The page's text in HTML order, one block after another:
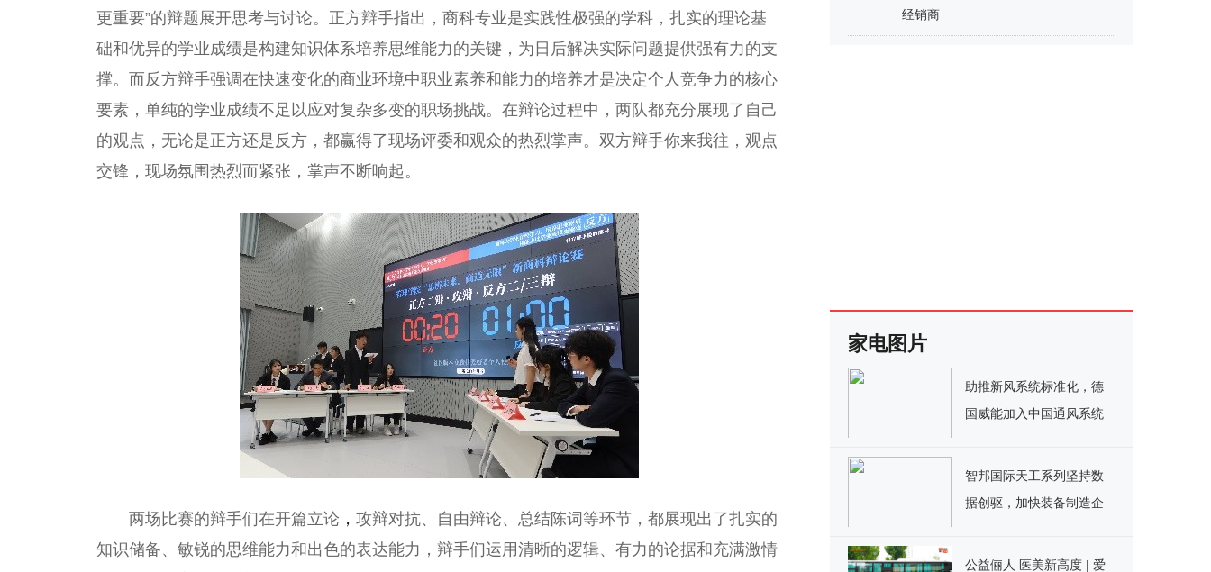
更重要”的辩题展开思考与讨论。正方辩手指出，商科专业是实践性极强的学科，扎实的理论基
础和优异的学业成绩是构建知识体系培养思维能力的关键，为日后解决实际问题提供强有力的支
撑。而反方辩手强调在快速变化的商业环境中职业素养和能力的培养才是决定个人竞争力的核心
要素，单纯的学业成绩不足以应对复杂多变的职场挑战。在辩论过程中，两队都充分展现了自己
的观点，无论是正方还是反方，都赢得了现场评委和观众的热烈掌声。双方辩手你来我往，观点
交锋，现场氛围热烈而紧张，掌声不断响起。
两场比赛的辩手们在开篇立论 ， 攻辩对抗、自由辩论、总结陈词等环节，都展现出了扎实的
知识储备、敏锐的思维能力和出色的表达能力，辩手们运用清晰的逻辑、有力的论据和充满激情
经销商
家电图片
助推新风系统标准化，德
国威能加入中国通风系统
智邦国际天工系列坚持数
据创驱，加快装备制造企
转型
公益俪人 医美新高度 | 爱